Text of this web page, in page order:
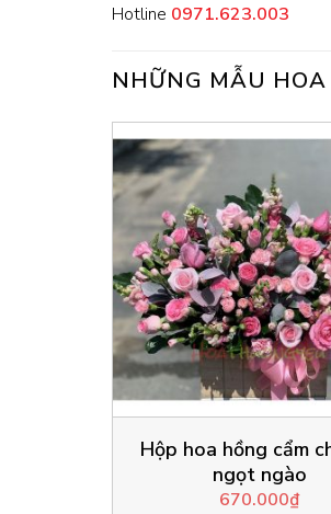
Hotline 0971.623.003
NHỮNG MẪU
Hộp hoa hồng cẩm
ngọt ngào
670.000₫